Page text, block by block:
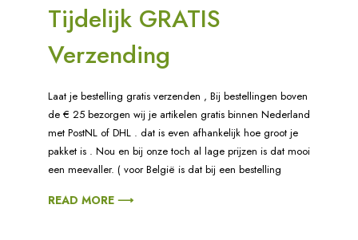
Tijdelijk GRATIS
Verzending
Laat je bestelling gratis verzenden , Bij bestellingen boven
de € 25 bezorgen wij je artikelen gratis binnen Nederland
met PostNL of DHL . dat is even afhankelijk hoe groot je
pakket is . Nou en bij onze toch al lage prijzen is dat mooi
een meevaller. ( voor België is dat bij een bestelling
READ MORE ⟶